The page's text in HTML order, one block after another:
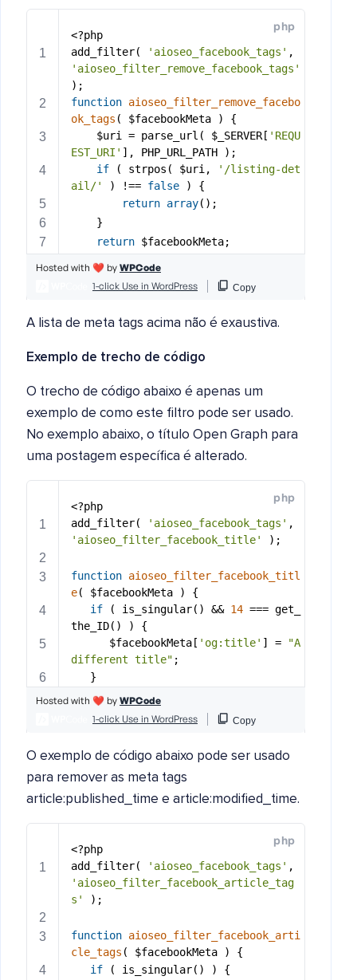
A lista de meta tags acima não é exaustiva.
Exemplo de trecho de código
O trecho de código abaixo é apenas um
exemplo de como este filtro pode ser usado.
No exemplo abaixo, o título Open Graph para
uma postagem específica é alterado.
O exemplo de código abaixo pode ser usado
para remover as meta tags
article:published_time e article:modified_time.